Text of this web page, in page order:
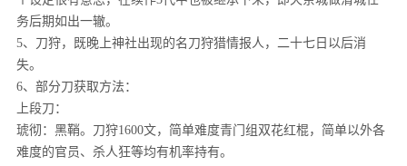
务后期如出一辙。
5、刀狩，既晚上神社出现的名刀狩猎情报人，二十七日以后消
失。
6、部分刀获取方法：
上段刀：
琥彻：黑鞘。刀狩1600文，简单难度青门组双花红棍，简单以外各
难度的官员、杀人狂等均有机率持有。